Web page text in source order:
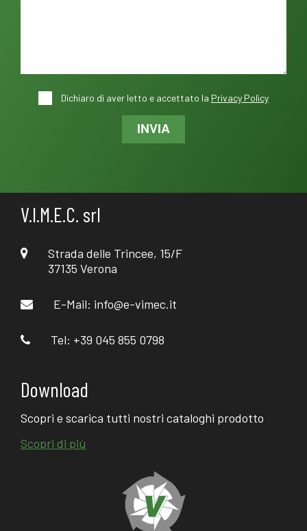
Dichiaro di aver letto e accettato la Privacy Policy
INVIA
V.I.M.E.C. srl
Strada delle Trincee, 15/F
37135 Verona
E-Mail: info@e-vimec.it
Tel: +39 045 855 0798
Download
Scopri e scarica tutti nostri cataloghi prodotto
Scopri di più